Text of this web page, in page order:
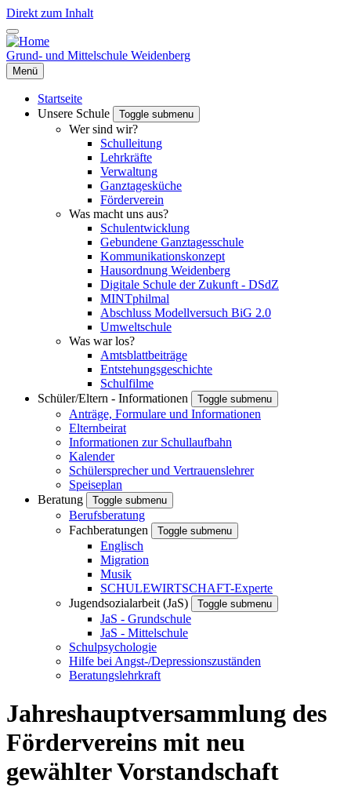
Direkt zum Inhalt
Grund- und Mittelschule Weidenberg
Menü
Startseite
Unsere Schule
Toggle submenu
Wer sind wir?
Schulleitung
Lehrkräfte
Verwaltung
Ganztagesküche
Förderverein
Was macht uns aus?
Schulentwicklung
Gebundene Ganztagesschule
Kommunikationskonzept
Hausordnung Weidenberg
Digitale Schule der Zukunft - DSdZ
MINTphilmal
Abschluss Modellversuch BiG 2.0
Umweltschule
Was war los?
Amtsblattbeiträge
Entstehungsgeschichte
Schulfilme
Schüler/Eltern - Informationen
Toggle submenu
Anträge, Formulare und Informationen
Elternbeirat
Informationen zur Schullaufbahn
Kalender
Schülersprecher und Vertrauenslehrer
Speiseplan
Beratung
Toggle submenu
Berufsberatung
Fachberatungen
Toggle submenu
Englisch
Migration
Musik
SCHULEWIRTSCHAFT-Experte
Jugendsozialarbeit (JaS)
Toggle submenu
JaS - Grundschule
JaS - Mittelschule
Schulpsychologie
Hilfe bei Angst-/Depressionszuständen
Beratungslehrkraft
Jahreshauptversammlung des
Fördervereins mit neu
gewählter Vorstandschaft